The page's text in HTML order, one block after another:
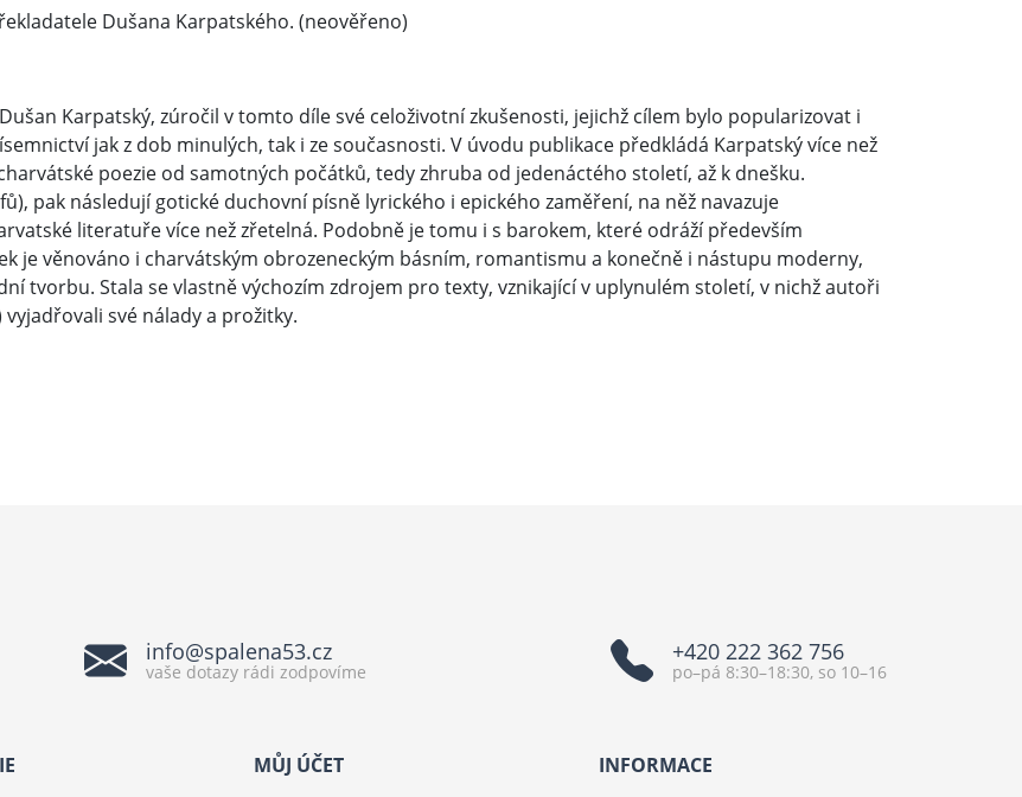
Dušana Karpatského. (neověřeno)
Karpatský, zúročil v tomto díle své celoživotní zkušenosti, jejichž cílem bylo popularizovat i
jak z dob minulých, tak i ze současnosti. V úvodu publikace předkládá Karpatský více než
poezie od samotných počátků, tedy zhruba od jedenáctého století, až k dnešku.
pak následují gotické duchovní písně lyrického i epického zaměření, na něž navazuje
literatuře více než zřetelná. Podobně je tomu i s barokem, které odráží především
je věnováno i charvátským obrozeneckým básním, romantismu a konečně i nástupu moderny,
tvorbu. Stala se vlastně výchozím zdrojem pro texty, vznikající v uplynulém století, v nichž autoři
své nálady a prožitky.
info@spalena53.cz
vaše dotazy rádi zodpovíme
+420 222 362 756
po–pá 8:30–18:30, so 10–16
MŮJ ÚČET INFORMACE